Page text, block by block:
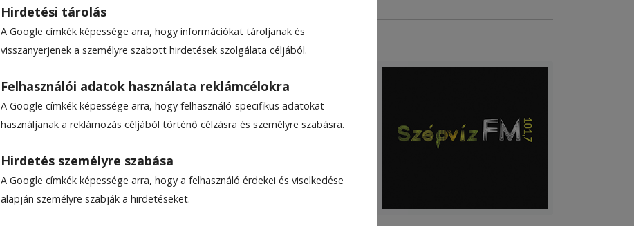
Hirdetési tárolás
A Google címkék képessége arra, hogy információkat tároljanak és
visszanyerjenek a személyre szabott hirdetések szolgálata céljából.
Felhasználói adatok használata reklámcélokra
A Google címkék képessége arra, hogy felhasználó-specifikus adatokat
használjanak a reklámozás céljából történő célzásra és személyre szabásra.
Hirdetés személyre szabása
A Google címkék képessége arra, hogy a felhasználó érdekei és viselkedése
alapján személyre szabják a hirdetéseket.